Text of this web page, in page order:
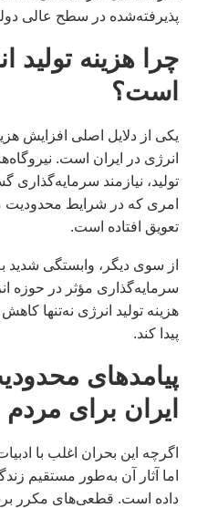
پذیرفته‌شده در سطح عالی
چرا هزینه تولید
است؟
یکی از دلایل اصلی افزایش
انرژی در ایران است.
تولید، نیازمند سرمایه‌گذاری
امری که در شرایط محدودیت
تعویق افتاده است.
از سوی دیگر، وابستگی شدید
سرمایه‌گذاری مؤثر در حوزه
هزینه تولید انرژی نه‌تنها
پیدا کند.
پیامدهای
ایران برای مردم
اگرچه این بحران اغلب با
اما آثار آن به‌طور مستقیم
داده است. قطعی‌های مکرر